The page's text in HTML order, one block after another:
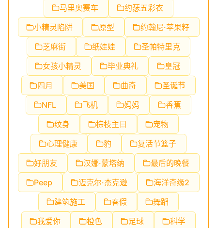
马里奥赛车
约瑟五彩衣
小精灵陷阱
原型
约翰尼·苹果籽
芝麻街
纸娃娃
圣帕特里克
女孩小精灵
毕业典礼
皇冠
四月
美国 曲奇
圣诞节
NFL
飞机 妈妈
香蕉
纹身
棕枝主日
宠物
心理健康
豹
复活节篮子
好朋友
汉娜·蒙塔纳
最后的晚餐
Peep
迈克尔·杰克逊
海洋奇缘2
建筑施工
春假
舞蹈
我爱你
橙色 足球
科学